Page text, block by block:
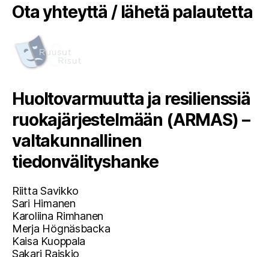
Ota yhteyttä / lähetä palautetta
Huoltovarmuutta ja resilienssiä
ruokajärjestelmään (ARMAS) –
valtakunnallinen
tiedonvälityshanke
Riitta Savikko
Sari Himanen
Karoliina Rimhanen
Merja Högnäsbacka
Kaisa Kuoppala
Sakari Raiskio